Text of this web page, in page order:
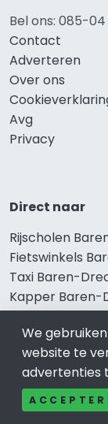
Bel ons: 085-04
Contact
Adverteren
Over ons
Avg
Privacy
Direct naar
Rijscholen
Fietswinkels
Taxi Baren-
Kapper Baren-
Gezondheid
Afvallen
Gezond eten
We
website te
advertenties